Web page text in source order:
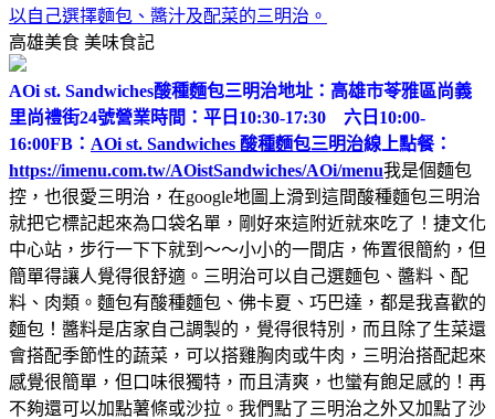
以自己選擇麵包、醬汁及配菜的三明治。
高雄美食 美味食記
AOi st. Sandwiches酸種麵包三明治地址：高雄市苓雅區尚義
里尚禮街24號營業時間：平日10:30-17:30 六日10:00-
16:00FB： AOi st. Sandwiches 酸種麵包三明治線上點餐：
https://imenu.com.tw/AOistSandwiches/AOi/menu我是個麵包
控，也很愛三明治，在google地圖上滑到這間酸種麵包三明治
就把它標記起來為口袋名單，剛好來這附近就來吃了！捷文化
中心站，步行一下下就到～～小小的一間店，佈置很簡約，但
簡單得讓人覺得很舒適。三明治可以自己選麵包、醬料、配
料、肉類。麵包有酸種麵包、佛卡夏、巧巴達，都是我喜歡的
麵包！醬料是店家自己調製的，覺得很特別，而且除了生菜還
會搭配季節性的蔬菜，可以搭雞胸肉或牛肉，三明治搭配起來
感覺很簡單，但口味很獨特，而且清爽，也蠻有飽足感的！再
不夠還可以加點薯條或沙拉。我們點了三明治之外又加點了沙